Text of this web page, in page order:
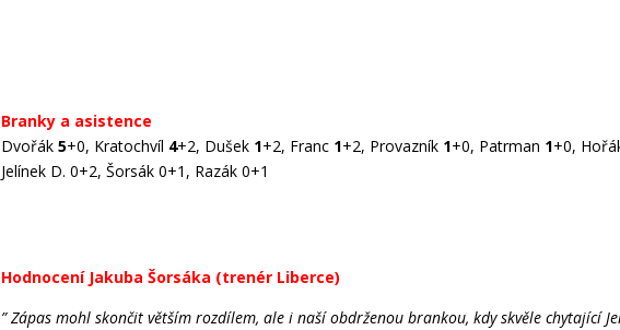
Branky a asistence
Dvořák5+0, Kratochvíl 4+2, Dušek 1+2, Franc 1+2, Provazník1+0, Patrman 1+0,
Jelínek D. 0+2, Šorsák 0+1, Razák 0+1
Hodnocení Jakuba Šorsáka (trenér Liberce)
” Zápas mohl skončit větším rozdílem, ale i naší obdrženou brankou, kdy skvěle chytající